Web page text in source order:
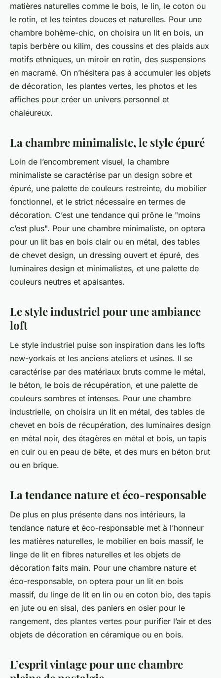
matières naturelles comme le bois, le lin, le coton ou
le rotin, et les teintes douces et naturelles. Pour une
chambre bohème-chic, on choisira un lit en bois, un
tapis berbère ou kilim, des coussins et des plaids aux
motifs ethniques, un miroir en rotin, des suspensions
en macramé. On n’hésitera pas à accumuler les objets
de décoration, les plantes vertes, les photos et les
affiches pour créer un univers personnel et
chaleureux.
La chambre minimaliste, le style épuré
Loin de l’encombrement visuel, la chambre
minimaliste se caractérise par un design sobre et
épuré, une palette de couleurs restreinte, du mobilier
fonctionnel, et le strict nécessaire en termes de
décoration. C’est une tendance qui prône le "moins
c’est plus". Pour une chambre minimaliste, on optera
pour un lit bas en bois clair ou en métal, des tables
de chevet design, un dressing ouvert et épuré, des
luminaires design et minimalistes, et une palette de
couleurs neutres et apaisantes.
Le style industriel pour une ambiance
loft
Le style industriel puise son inspiration dans les lofts
new-yorkais et les anciens ateliers et usines. Il se
caractérise par des matériaux bruts comme le métal,
le béton, le bois de récupération, et une palette de
couleurs sombres et intenses. Pour une chambre
industrielle, on choisira un lit en métal, des tables de
chevet en bois de récupération, des luminaires design
en métal noir, des étagères en métal et bois, un tapis
en cuir ou en peau de bête, et des murs en béton brut
ou en brique.
La tendance nature et éco-responsable
De plus en plus présente dans nos intérieurs, la
tendance nature et éco-responsable met à l’honneur
les matières naturelles, le mobilier en bois massif, le
linge de lit en fibres naturelles et les objets de
décoration faits main. Pour une chambre nature et
éco-responsable, on optera pour un lit en bois
massif, du linge de lit en lin ou en coton bio, des tapis
en jute ou en sisal, des paniers en osier pour le
rangement, des plantes vertes pour purifier l’air et des
objets de décoration en céramique ou en bois.
L’esprit vintage pour une chambre